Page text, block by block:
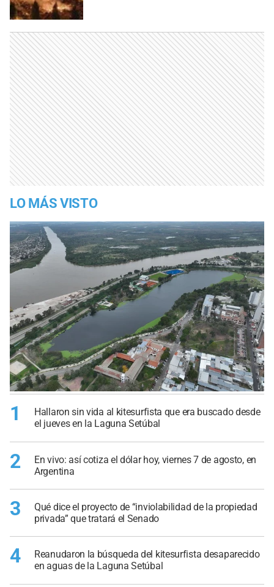
LO MÁS VISTO
1
Hallaron sin vida al kitesurfista que era buscado desde
el jueves en la Laguna Setúbal
2
En vivo: así cotiza el dólar hoy, viernes 7 de agosto, en
Argentina
3
Qué dice el proyecto de “inviolabilidad de la propiedad
privada” que tratará el Senado
4
Reanudaron la búsqueda del kitesurfista desaparecido
en aguas de la Laguna Setúbal